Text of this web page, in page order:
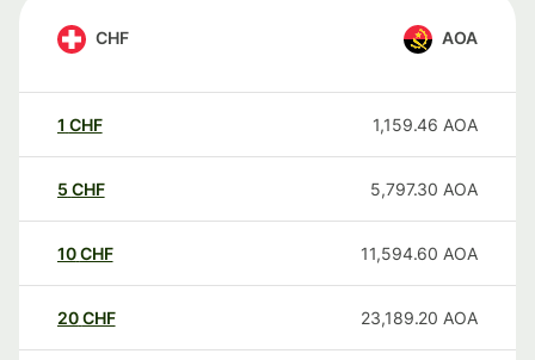
CHF AOA
1 CHF 1,159.46 AOA
5 CHF 5,797.30 AOA
10CHF 11,594.60 AOA
20CHF 23,189.20 AOA